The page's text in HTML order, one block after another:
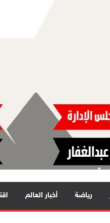
رياضة أخبار العالم